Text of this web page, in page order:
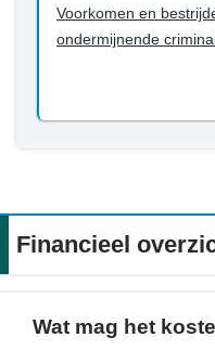
Voorkomen en
ondermijnende
Financieel
Wat mag het